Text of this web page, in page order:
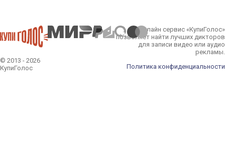
© 2013 - 2026
КупиГолос
Онлайн сервис «КупиГолос»
позволяет найти лучших дикторов
для записи видео или аудио
рекламы.
Политика конфиденциальности